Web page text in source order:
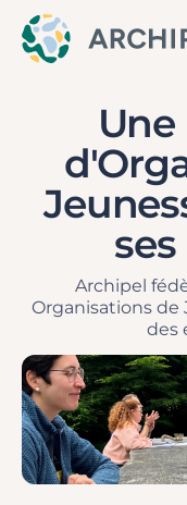
Une
Archipel
Organisations de
des